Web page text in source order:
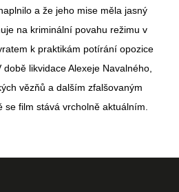
a že jeho mise měla jasný
na kriminální povahu režimu v
k praktikám potírání opozice
likvidace Alexeje Navalného,
vězňů a dalším zfalšovaným
film stává vrcholně aktuálním.